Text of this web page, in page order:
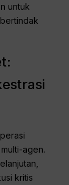
untuk
agen.
kritis